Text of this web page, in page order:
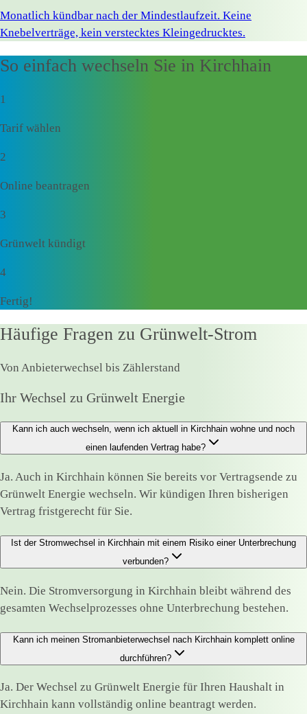
Monatlich kündbar nach der Mindestlaufzeit. Keine
Knebelverträge, kein verstecktes Kleingedrucktes.
So einfach wechseln Sie in Kirchhain
1
Tarif wählen
2
Online beantragen
3
Grünwelt kündigt
4
Fertig!
Häufige Fragen zu Grünwelt-Strom
Von Anbieterwechsel bis Zählerstand
Ihr Wechsel zu Grünwelt Energie
Kann ich auch wechseln, wenn ich aktuell in Kirchhain wohne und noch
einen laufenden Vertrag habe?
Ja. Auch in Kirchhain können Sie bereits vor Vertragsende zu
Grünwelt Energie wechseln. Wir kündigen Ihren bisherigen
Vertrag fristgerecht für Sie.
Ist der Stromwechsel in Kirchhain mit einem Risiko einer Unterbrechung
verbunden?
Nein. Die Stromversorgung in Kirchhain bleibt während des
gesamten Wechselprozesses ohne Unterbrechung bestehen.
Kann ich meinen Stromanbieterwechsel nach Kirchhain komplett online
durchführen?
Ja. Der Wechsel zu Grünwelt Energie für Ihren Haushalt in
Kirchhain kann vollständig online beantragt werden.